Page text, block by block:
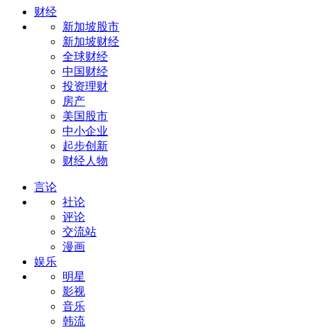
财经
新加坡股市
新加坡财经
全球财经
中国财经
投资理财
房产
美国股市
中小企业
起步创新
财经人物
言论
社论
评论
交流站
漫画
娱乐
明星
影视
音乐
韩流